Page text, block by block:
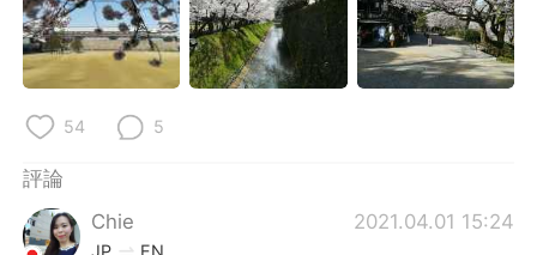
54 5
評論
Chie
2021.04.01 15:24